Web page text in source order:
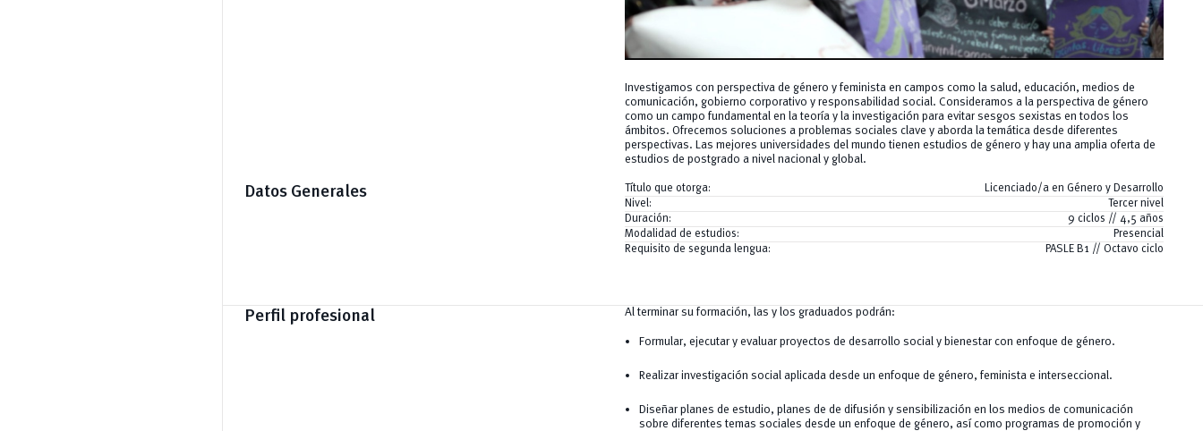
Investigamos con perspectiva de género y feminista en campos como la salud, educación, medios de
comunicación, gobierno corporativo y responsabilidad social. Consideramos a la perspectiva de género
como un campo fundamental en la teoría y la investigación para evitar sesgos sexistas en todos los
ámbitos. Ofrecemos soluciones a problemas sociales clave y aborda la temática desde diferentes
perspectivas. Las mejores universidades del mundo tienen estudios de género y hay una amplia oferta de
estudios de postgrado a nivel nacional y global.
Datos Generales Título que otorga:
Licenciado/a en Género y Desarrollo
Nivel:
Tercer nivel
Duración:
9 ciclos // 4,5 años
Modalidad de estudios:
Presencial
Requisito de segunda lengua:
PASLE B1 // Octavo ciclo
Perfil profesional Al terminar su formación, las y los graduados podrán:
Formular, ejecutar y evaluar proyectos de desarrollo social y bienestar con enfoque de género.
Realizar investigación social aplicada desde un enfoque de género, feminista e interseccional.
Diseñar planes de estudio, planes de de difusión y sensibilización en los medios de comunicación
sobre diferentes temas sociales desde un enfoque de género, así como programas de promoción y